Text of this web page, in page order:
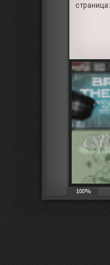
страница: